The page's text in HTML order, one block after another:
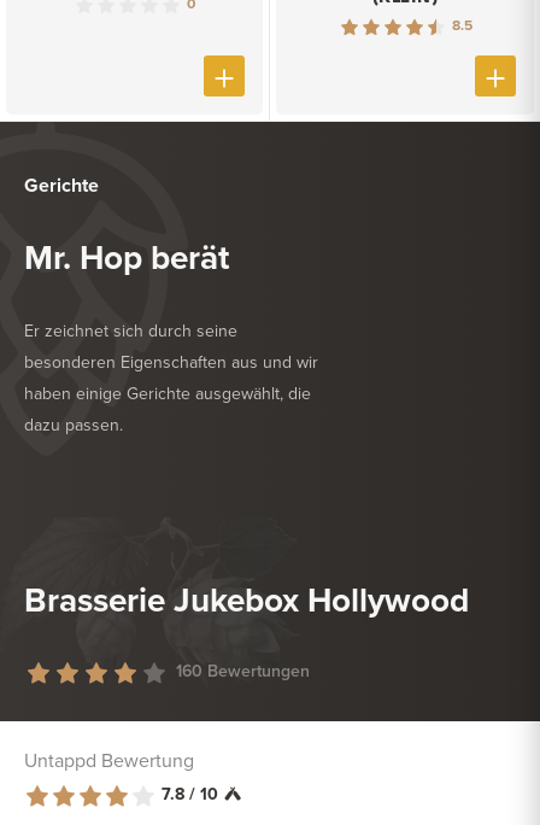
8.5
Gerichte
Mr. Hop berät
Er zeichnet sich durch seine
besonderen Eigenschaften aus und wir
haben einige Gerichte ausgewählt, die
dazu passen.
KÖSTLICH ZU
Brasserie Jukebox Hollywood
160 Bewertungen
Untappd Bewertung
7.8 / 10